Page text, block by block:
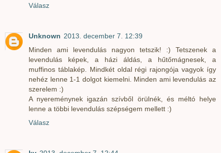
Válasz
Unknown 2013. december 7. 12:39
Minden ami levendulás nagyon tetszik! :) Tetszenek a
levendulás képek, a házi áldás, a hűtőmágnesek, a
muffinos táblakép. Mindkét oldal régi rajongója vagyok így
nehéz lenne 1-1 dolgot kiemelni. Minden ami levendulás az
szerelem :)
A nyereménynek igazán szívből örülnék, és méltó helye
lenne a többi levendulás szépségem mellett :)
Válasz